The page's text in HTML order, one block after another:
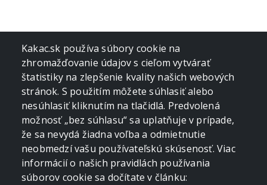
Kakac.sk používa súbory cookie na
zhromažďovanie údajov s cieľom vytvárať
štatistiky na zlepšenie kvality našich webových
stránok. S použitím môžete súhlasiť alebo
nesúhlasiť kliknutím na tlačidlá. Predvolená
možnosť „bez súhlasu“ sa uplatňuje v prípade,
že sa nevydá žiadna voľba a odmietnutie
neobmedzí vašu používateľskú skúsenosť. Viac
informácií o našich pravidlách používania
súborov cookie sa dočítate v článku: